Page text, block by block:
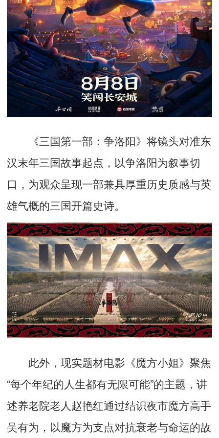
《三国第一部：争洛阳》 将镜头对准东
汉末年三国故事起点，以争洛阳为叙事切
口，为观众呈现一部兼具厚重历史质感与英
雄气概的三国开篇史诗。
此外，现实题材电影 《魔方小姐》 聚焦
“每个年纪的人生都有无限可能”的主题，讲
述养老院老人赵艳红通过结识夜市魔方高手
吴有为，以魔方为支点对抗衰老与命运的故